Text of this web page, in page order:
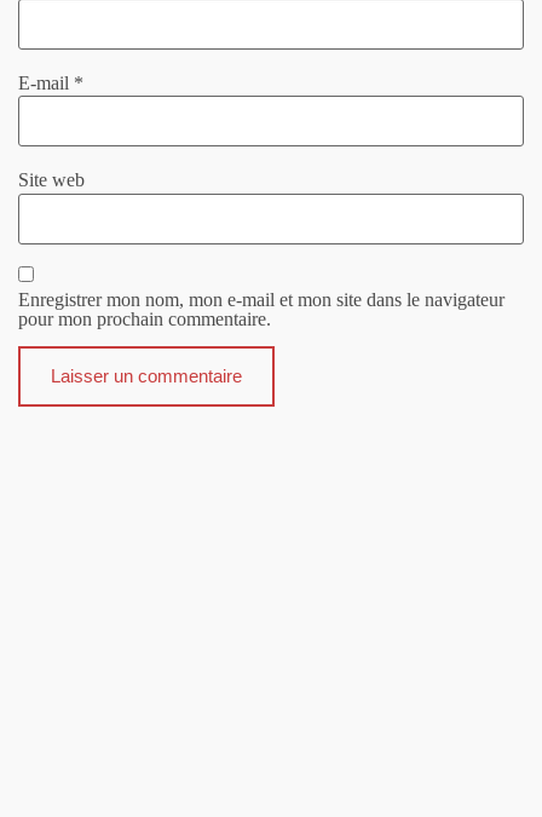
E-mail *
Site web
Enregistrer mon nom, mon e-mail et mon site dans le navigateur
pour mon prochain commentaire.